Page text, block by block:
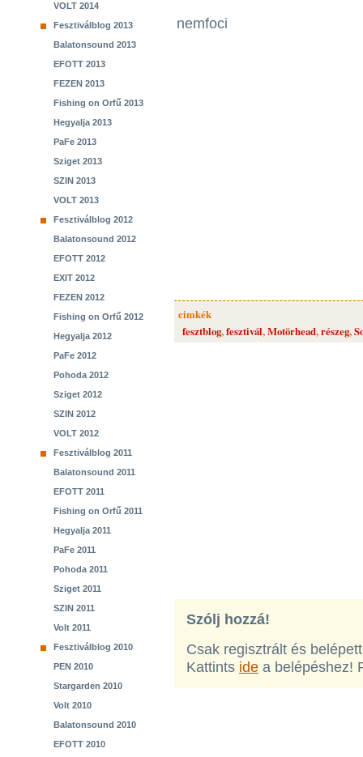
VOLT 2014
Fesztiválblog 2013
Balatonsound 2013
EFOTT 2013
FEZEN 2013
Fishing on Orfű 2013
Hegyalja 2013
PaFe 2013
Sziget 2013
SZIN 2013
VOLT 2013
Fesztiválblog 2012
Balatonsound 2012
EFOTT 2012
EXIT 2012
FEZEN 2012
Fishing on Orfű 2012
Hegyalja 2012
PaFe 2012
Pohoda 2012
Sziget 2012
SZIN 2012
VOLT 2012
Fesztiválblog 2011
Balatonsound 2011
EFOTT 2011
Fishing on Orfű 2011
Hegyalja 2011
PaFe 2011
Pohoda 2011
Sziget 2011
SZIN 2011
Volt 2011
Fesztiválblog 2010
PEN 2010
Stargarden 2010
Volt 2010
Balatonsound 2010
EFOTT 2010
nemfoci
cimkék
fesztblog,fesztivál,Motörhead,részeg,
Szólj hozzá!
Csak regisztrált és
Kattints ide a belépéshez!